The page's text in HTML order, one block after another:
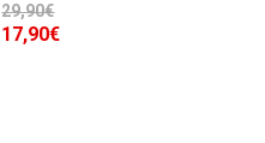
17,90€
29,90€